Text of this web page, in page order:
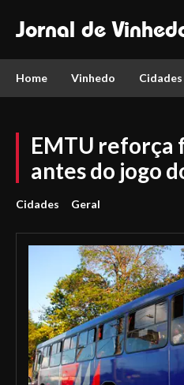
Jornal de
Home Vinhedo Cidades
EMTU reforça
antes do jogo
Cidades Geral